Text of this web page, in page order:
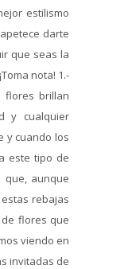
estilismo
darte
que seas la
nota! 1.-
flores brillan
y cualquier
y cuando los
este tipo de
que, aunque
rebajas
flores que
viendo en
invitadas de